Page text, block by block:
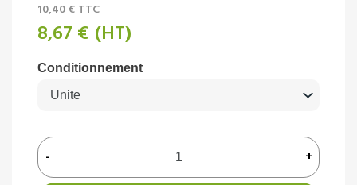
10,40 € TTC
8,67 € (HT)
Conditionnement
- +